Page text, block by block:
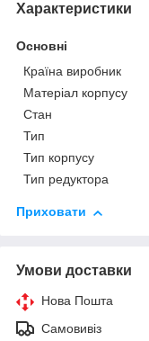
Характеристики
Основні
Країна виробник
Матеріал корпусу
Стан
Тип
Тип корпусу
Тип редуктора
Приховати
Умови доставки
Нова Пошта
Самовивіз